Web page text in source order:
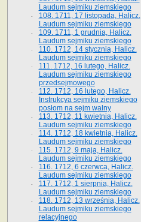
Laudum sejmiku ziemskiego
108. 1711, 17 listopada, Halicz.
Laudum sejmiku ziemskiego
109. 1711, 1 grudnia, Halicz.
Laudum sejmiku ziemskiego
110. 1712, 14 stycznia, Halicz.
Laudum sejmiku ziemskiego
111. 1712, 16 lutego, Halicz.
Laudum sejmiku ziemskiego
przedsejmowego
112. 1712, 16 lutego, Halicz.
Instrukcya sejmiku ziemskiego
posłom na sejm walny
113. 1712, 11 kwietnia, Halicz.
Laudum sejmiku ziemskiego
114. 1712, 18 kwietnia, Halicz.
Laudum sejmiku ziemskiego
115. 1712, 9 maja, Halicz.
Laudum sejmiku ziemskiego
116. 1712, 6 czerwca, Halicz.
Laudum sejmiku ziemskiego
117. 1712, 1 sierpnia, Halicz.
Laudum sejmiku ziemskiego
118. 1712, 13 września, Halicz.
Laudum sejmiku ziemskiego
relacyjnego